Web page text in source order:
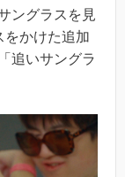
ングラスを見
をかけた追加
追いサングラ